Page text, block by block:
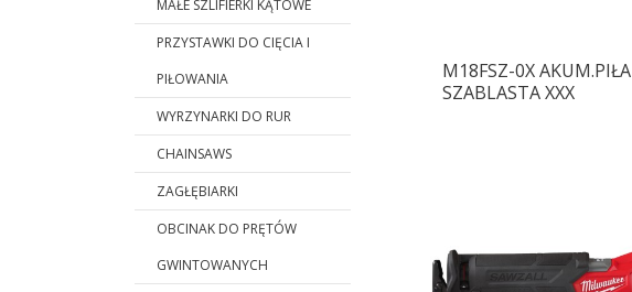
MAŁE SZLIFIERKI KĄTOWE
PRZYSTAWKI DO CIĘCIA I
PIŁOWANIA
WYRZYNARKI DO RUR
CHAINSAWS
ZAGŁĘBIARKI
OBCINAK DO PRĘTÓW
GWINTOWANYCH
M18FSZ-0X AKUM.PIŁA
SZABLASTA XXX